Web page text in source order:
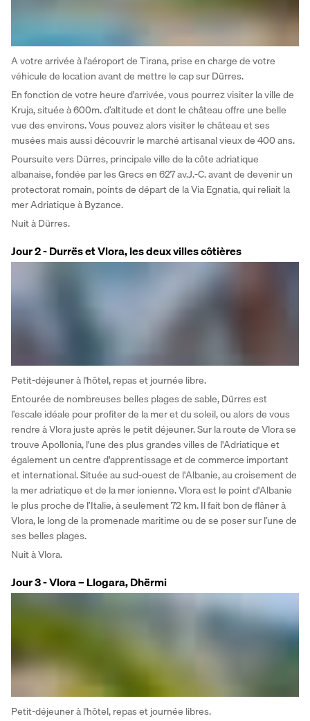
A votre arrivée à l'aéroport de Tirana, prise en charge de votre
véhicule de location avant de mettre le cap sur Dürres.
En fonction de votre heure d'arrivée, vous pourrez visiter la ville de
Kruja, située à 600m. d’altitude et dont le château offre une belle
vue des environs. Vous pouvez alors visiter le château et ses
musées mais aussi découvrir le marché artisanal vieux de 400 ans.
Poursuite vers Dürres, principale ville de la côte adriatique
albanaise, fondée par les Grecs en 627 av.J.-C. avant de devenir un
protectorat romain, points de départ de la Via Egnatia, qui reliait la
mer Adriatique à Byzance.
Nuit à Dürres.
Jour 2 - Durrës et Vlora, les deux villes côtières
Petit-déjeuner à l'hôtel, repas et journée libre.
Entourée de nombreuses belles plages de sable, Dürres est
l’escale idéale pour profiter de la mer et du soleil, ou alors de vous
rendre à Vlora juste après le petit déjeuner. Sur la route de Vlora se
trouve Apollonia, l'une des plus grandes villes de l'Adriatique et
également un centre d'apprentissage et de commerce important
et international. Située au sud-ouest de l'Albanie, au croisement de
la mer adriatique et de la mer ionienne. Vlora est le point d'Albanie
le plus proche de l’Italie, à seulement 72 km. Il fait bon de flâner à
Vlora, le long de la promenade maritime ou de se poser sur l’une de
ses belles plages.
Nuit à Vlora.
Jour 3 - Vlora – Llogara, Dhërmi
Petit-déjeuner à l'hôtel, repas et journée libres.